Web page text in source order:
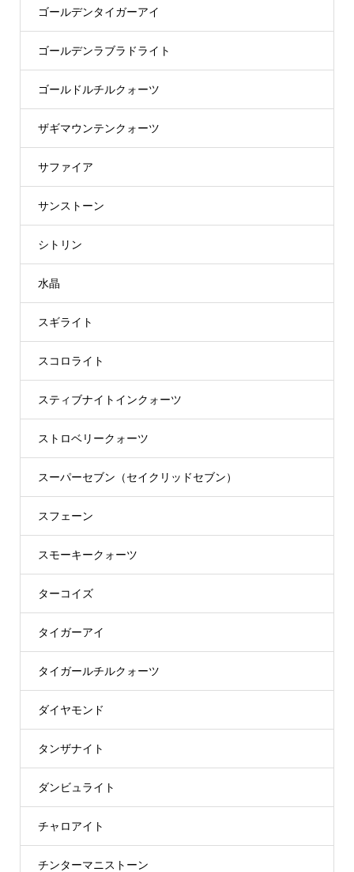
ゴールデンタイガーアイ
ゴールデンラブラドライト
ゴールドルチルクォーツ
ザギマウンテンクォーツ
サファイア
サンストーン
シトリン
水晶
スギライト
スコロライト
スティブナイトインクォーツ
ストロベリークォーツ
スーパーセブン（セイクリッドセブン）
スフェーン
スモーキークォーツ
ターコイズ
タイガーアイ
タイガールチルクォーツ
ダイヤモンド
タンザナイト
ダンビュライト
チャロアイト
チンターマニストーン